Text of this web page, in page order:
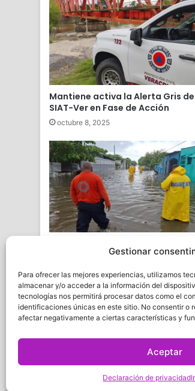
Gestionar
Para ofrecer las mejores experiencias, utilizamos
almacenar y/o acceder a la información del
tecnologías nos permitirá procesar datos como el
identificaciones únicas en este sitio. No consentir o
afectar negativamente a ciertas características y
Aceptar
Declaración de privacidad
Mantiene activa la Alerta Gris
SIAT-Ver en Fase de Acción
octubre 8, 2025
por emergencia en el sur de
octubre 27, 2024